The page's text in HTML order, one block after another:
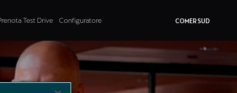
Test Drive Configuratore COMER SUD